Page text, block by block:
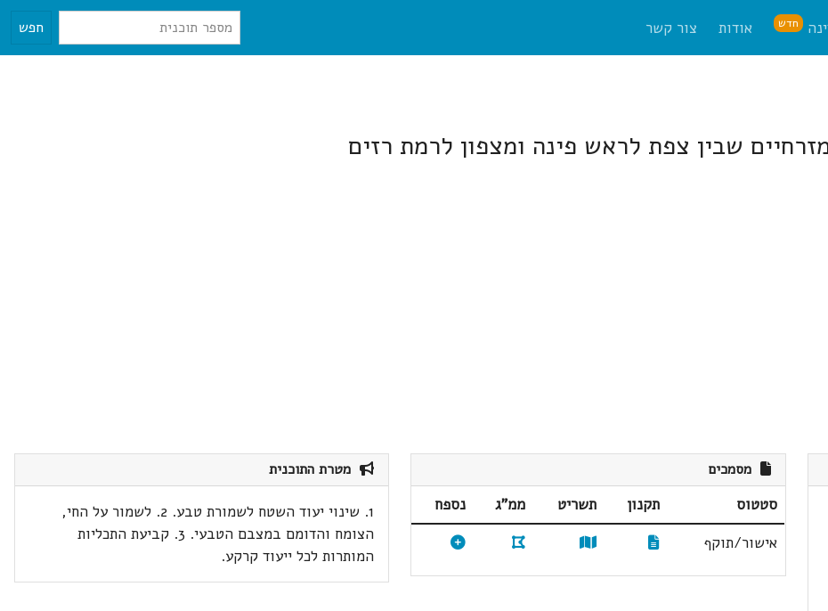
חדש אודות צור קשר חפש
שבין צפת לראש פינה ומצפון לרמת רזים
מסמכים
סטטוס תקנון תשריט ממ"ג
נספח
אישור/תוקף
מטרת התוכנית
1. שינוי יעוד השטח לשמורת טבע. 2. לשמור על החי,
הצומח והדומם במצבם הטבעי. 3. קביעת התכליות
המותרות לכל ייעוד קרקע.